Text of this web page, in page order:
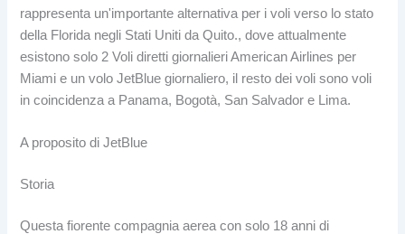
rappresenta un'importante alternativa per i voli verso lo stato
della Florida negli Stati Uniti da Quito., dove attualmente
esistono solo 2 Voli diretti giornalieri American Airlines per
Miami e un volo JetBlue giornaliero, il resto dei voli sono voli
in coincidenza a Panama, Bogotà, San Salvador e Lima.
A proposito di JetBlue
Storia
Questa fiorente compagnia aerea con solo 18 anni di